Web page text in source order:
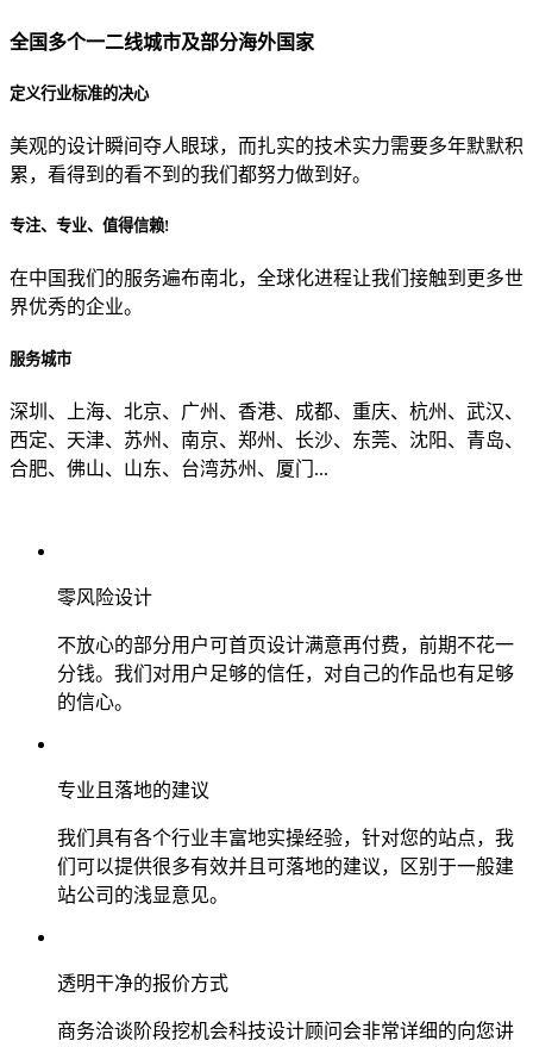
贵公司的团队规模是？
目前主要的营销渠道是？
全国多个一二线城市及部分海外国家
定义行业标准的决心
美观的设计瞬间夺人眼球，而扎实的技术实力需要多年默默积
累，看得到的看不到的我们都努力做到好。
专注、专业、值得信赖!
在中国我们的服务遍布南北，全球化进程让我们接触到更多世
界优秀的企业。
服务城市
深圳、上海、北京、广州、香港、成都、重庆、杭州、武汉、
西定、天津、苏州、南京、郑州、长沙、东莞、沈阳、青岛、
合肥、佛山、山东、台湾苏州、厦门...
零风险设计
不放心的部分用户可首页设计满意再付费，前期不花一
分钱。我们对用户足够的信任，对自己的作品也有足够
的信心。
专业且落地的建议
我们具有各个行业丰富地实操经验，针对您的站点，我
们可以提供很多有效并且可落地的建议，区别于一般建
站公司的浅显意见。
透明干净的报价方式
商务洽谈阶段挖机会科技设计顾问会非常详细的向您讲